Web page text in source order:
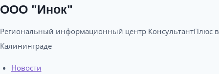
ООО "Инок"
Региональный информационный центр КонсультантПлюс в
Калининграде​
Новости